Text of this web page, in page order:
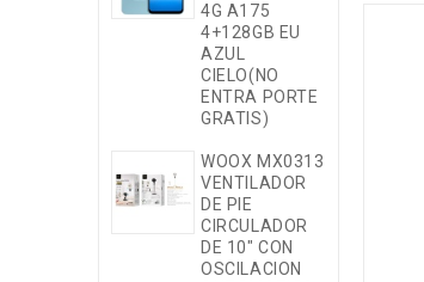
4G A175
4+128GB EU
AZUL
CIELO(NO
ENTRA PORTE
GRATIS)
WOOX MX0313
VENTILADOR
DE PIE
CIRCULADOR
DE 10" CON
OSCILACION